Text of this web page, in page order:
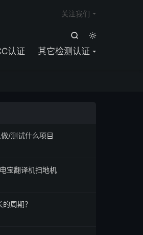


认证 其它检测认证
关注我们
/测试什么项目
宝翻译机扫地机
周期？